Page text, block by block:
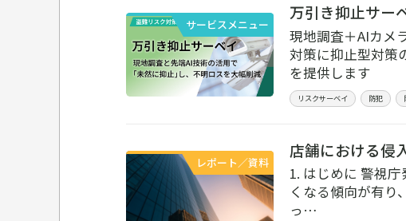
サービスメニュー
万引き抑止サー
現地調査＋AIカメ
対策に抑止型対策
を提供します
リスクサーベイ 防犯
レポート／資料
店舗における侵
1. はじめに 警視
くなる傾向が有り
っ…